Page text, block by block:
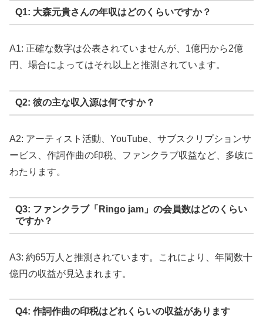
Q1: 大森元貴さんの年収はどのくらいですか？
A1: 正確な数字は公表されていませんが、1億円から2億
円、場合によってはそれ以上と推測されています。
Q2: 彼の主な収入源は何ですか？
A2: アーティスト活動、YouTube、サブスクリプションサ
ービス、作詞作曲の印税、ファンクラブ収益など、多岐に
わたります。
Q3: ファンクラブ「Ringo jam」の会員数はどのくらい
ですか？
A3: 約65万人と推測されています。これにより、年間数十
億円の収益が見込まれます。
Q4: 作詞作曲の印税はどれくらいの収益があります